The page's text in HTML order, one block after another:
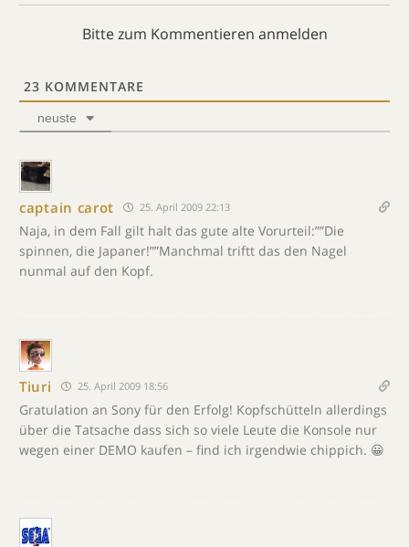
Bitte zum Kommentieren anmelden
23 KOMMENTARE
neuste
captain carot 25. April 2009 22:13
Naja, in dem Fall gilt halt das gute alte Vorurteil:””Die
spinnen, die Japaner!””Manchmal triftt das den Nagel
nunmal auf den Kopf.
Tiuri 25. April 2009 18:56
Gratulation an Sony für den Erfolg! Kopfschütteln allerdings
über die Tatsache dass sich so viele Leute die Konsole nur
wegen einer DEMO kaufen – find ich irgendwie chippich. 😀